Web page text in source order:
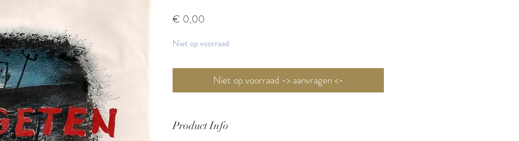
€ 0,00
Niet op voorraad
Niet op voorraad -> aanvragen <-
Product Info